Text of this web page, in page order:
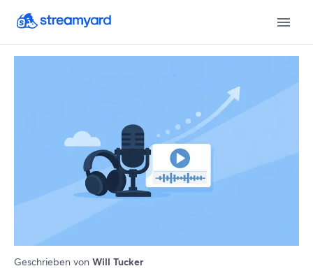
Geschrieben von Will Tucker